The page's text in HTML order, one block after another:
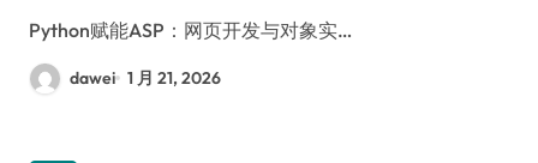
Python赋能ASP：网页开发与对象实…
dawei 1 月 21, 2026